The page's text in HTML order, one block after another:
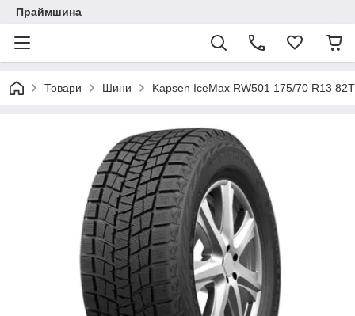
Праймшина
Товари Шини Kapsen IceMax RW501 175/70 R13 82T